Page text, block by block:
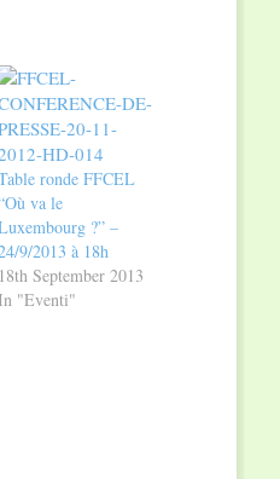
ronde FFCEL
va le
?” –
9/2013 à 18h
18th September 2013
"Eventi"